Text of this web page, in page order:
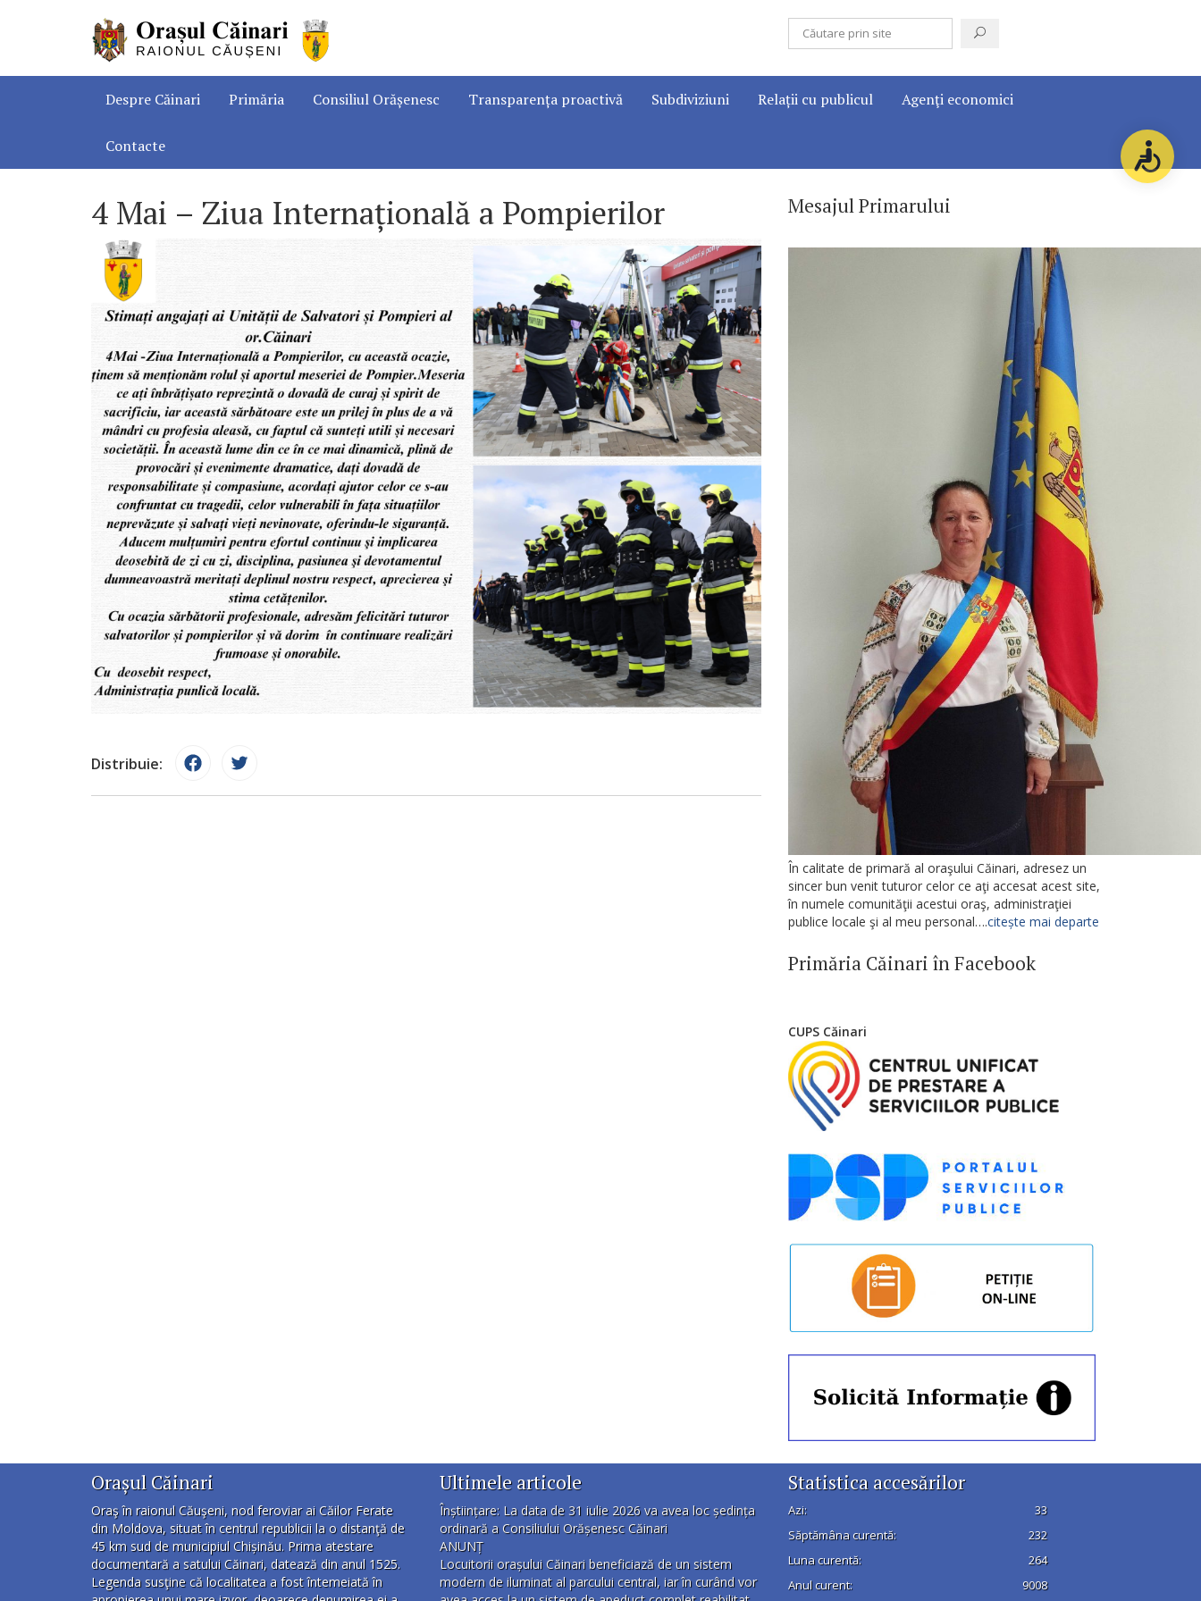
Despre Căinari Primăria Consiliul Orășenesc Transparența proactivă Subdiviziuni Relații cu publicul Agenţi economici
Contacte
4 Mai – Ziua Internațională a Pompierilor
Distribuie:
Mesajul Primarului
În calitate de primară al oraşului Căinari, adresez un
sincer bun venit tuturor celor ce aţi accesat acest site,
în numele comunităţii acestui oraş, administraţiei
publice locale şi al meu personal….citește mai departe
Primăria Căinari în Facebook
CUPS Căinari
Orașul Căinari
Oraş în raionul Căuşeni, nod feroviar ai Căilor Ferate
din Moldova, situat în centrul republicii la o distanţă de
45 km sud de municipiul Chișinău. Prima atestare
documentară a satului Căinari, datează din anul 1525.
Legenda susţine că localitatea a fost întemeiată în
Ultimele articole
Înștiințare: La data de 31 iulie 2026 va avea loc ședința
ordinară a Consiliului Orășenesc Căinari
ANUNȚ
Locuitorii orașului Căinari beneficiază de un sistem
modern de iluminat al parcului central, iar în curând vor
Statistica accesărilor
Azi:
33
Săptămâna curentă:
232
Luna curentă:
264
Anul curent:
9008